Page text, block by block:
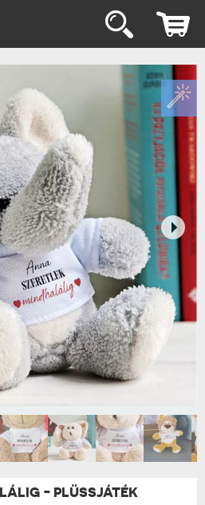
- PLÜSSJÁTÉK